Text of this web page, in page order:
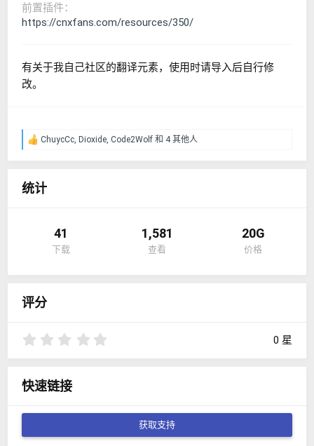
前置插件
https://cnxfans.com/resources/350/
有关于我自己社区的翻译元素，使用时请导入后自行修
改。
反 ChuycCc Dioxide Code2Wolf 和 4 其他人
统计
41
下载
1,581
查看
20G
价格
评分
0 星
快速链接
获取支持